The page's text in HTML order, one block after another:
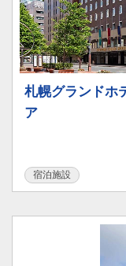
札幌グランドホ
ア
宿泊施設